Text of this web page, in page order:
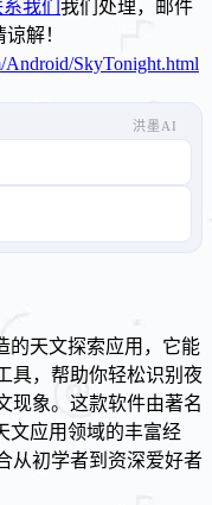
我们 我们处理，邮件
解！
Android/SkyTonight.html
洪墨AI
的天文探索应用，它能
具，帮助你轻松识别夜
现象。这款软件由著名
文应用领域的丰富经
从初学者到资深爱好者